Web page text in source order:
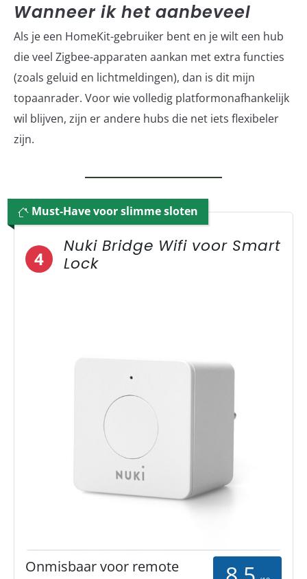
Wanneer ik het aanbeveel
Als je een HomeKit-gebruiker bent en je wilt een hub
die veel Zigbee-apparaten aankan met extra functies
(zoals geluid en lichtmeldingen), dan is dit mijn
topaanrader. Voor wie volledig platformonafhankelijk
wil blijven, zijn er andere hubs die net iets flexibeler
zijn.
Must-Have voor slimme sloten
4
Nuki Bridge Wifi voor Smart
Lock
Onmisbaar voor remote